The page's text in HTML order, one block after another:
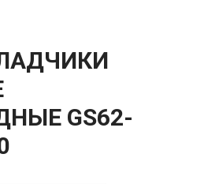
GS62-